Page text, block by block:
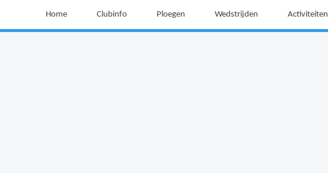
Home Clubinfo Ploegen Wedstrijden Activiteiten